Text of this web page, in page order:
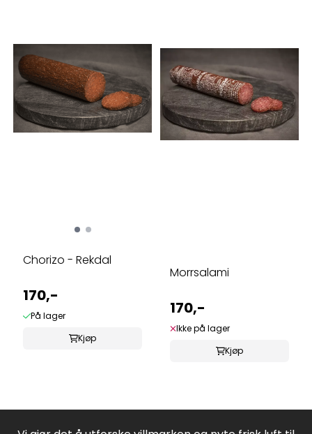
Chorizo - Rekdal
170,-
På lager
Kjøp
Morrsalami
170,-
Ikke på lager
Kjøp